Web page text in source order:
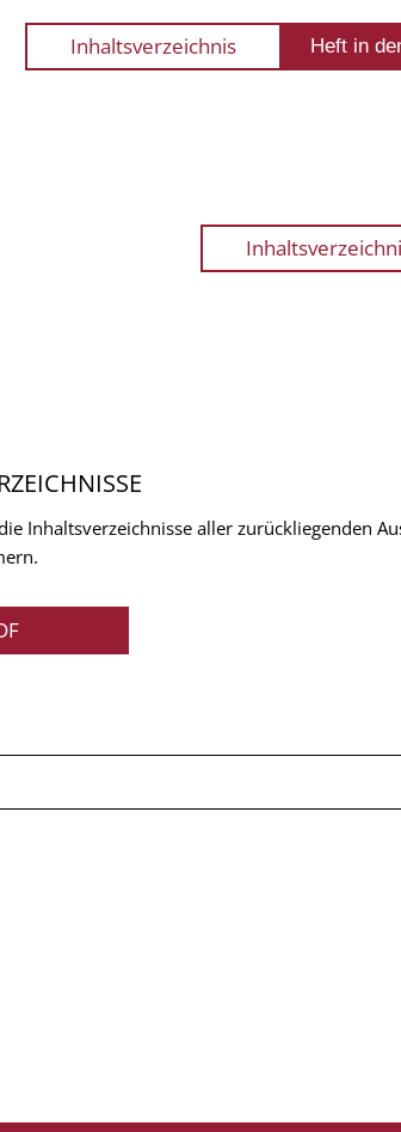
Inhaltsverzeichnis
Inhaltsverzeichnisse aller zurückliegenden